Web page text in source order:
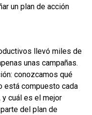
un plan de acción
llevó miles de
unas campañas.
conozcamos qué
está compuesto cada
y cuál es el mejor
del plan de